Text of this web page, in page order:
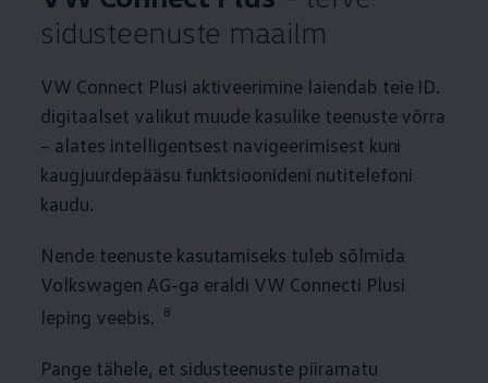
sidusteenuste maailm
VW Connect Plusi aktiveerimine laiendab teie ID.
digitaalset valikut muude kasulike teenuste võrra
– alates intelligentsest navigeerimisest kuni
kaugjuurdepääsu funktsioonideni nutitelefoni
kaudu.
Nende teenuste kasutamiseks tuleb sõlmida
Volkswagen AG-ga eraldi VW Connecti Plusi
leping veebis.
8
Pange tähele, et sidusteenuste piiramatu